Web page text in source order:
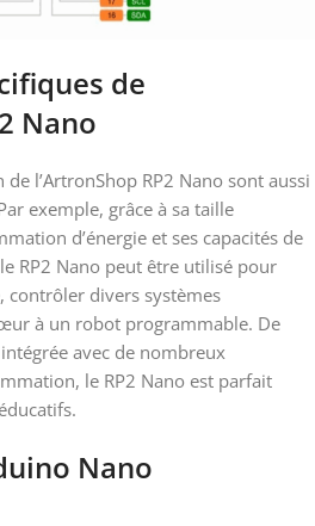
de
Nano
l’ArtronShop RP2 Nano sont aussi
exemple, grâce à sa taille
d’énergie et ses capacités de
RP2 Nano peut être utilisé pour
contrôler divers systèmes
à un robot programmable. De
avec de nombreux
le RP2 Nano est parfait
Nano